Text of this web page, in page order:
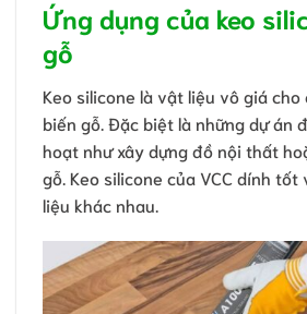
Ứng dụng của keo
gỗ
Keo silicone là vật liệu vô giá cho
biến gỗ. Đặc biệt là những dự án
hoạt như xây dựng đồ nội thất
gỗ. Keo silicone của VCC dính
liệu khác nhau.